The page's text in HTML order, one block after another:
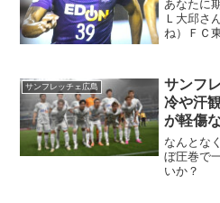
あなたに
Ｌ大邱さ
ね）ＦＣ
頭にない
サンフレッチェ広島
サンフ
冷や汗
が軽傷
なんとな
ぼ圧巻で
いか？